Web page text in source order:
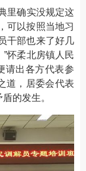
里确实没规定这
可以按照当地习
干部也来了好几
怀柔北房镇人民
请出各方代表参
道，居委会代表
的发生。